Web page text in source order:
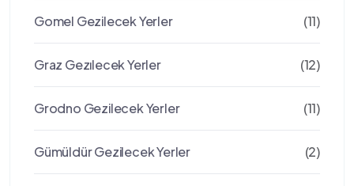
Gomel Gezilecek Yerler (11)
Graz Gezılecek Yerler (12)
Grodno Gezilecek Yerler (11)
Gümüldür Gezilecek Yerler (2)